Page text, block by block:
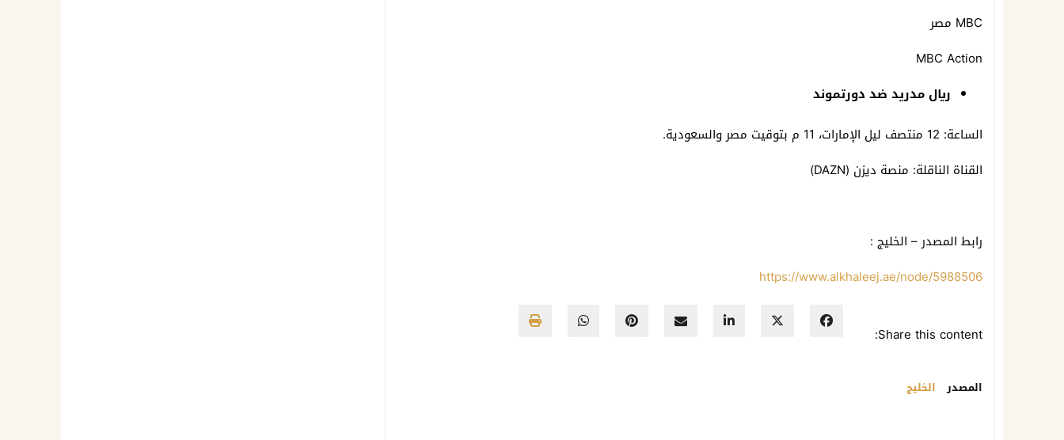
MBC مصر
MBC Action
ريال مدريد ضد دورتموند
الساعة: 12 منتصف ليل الإمارات، 11 م بتوقيت مصر والسعودية.
القناة الناقلة: منصة ديزن (DAZN)
رابط المصدر – الخليج :
https://www.alkhaleej.ae/node/5988506
Share this content:
المصدر الخليج